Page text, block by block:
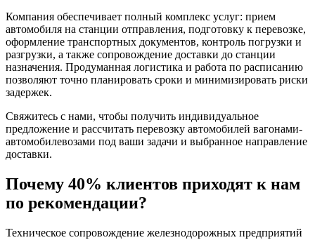
Компания обеспечивает полный комплекс услуг: прием
автомобиля на станции отправления, подготовку к перевозке,
оформление транспортных документов, контроль погрузки и
разгрузки, а также сопровождение доставки до станции
назначения. Продуманная логистика и работа по расписанию
позволяют точно планировать сроки и минимизировать риски
задержек.
Свяжитесь с нами, чтобы получить индивидуальное
предложение и рассчитать перевозку автомобилей вагонами-
автомобилевозами под ваши задачи и выбранное направление
доставки.
Почему 40% клиентов приходят к нам
по рекомендации?
Техническое сопровождение железнодорожных предприятий